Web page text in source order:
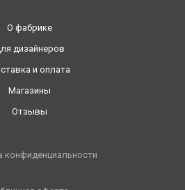
О фабрике
дизайнеров
и оплата
Магазины
Отзывы
конфиденциальности